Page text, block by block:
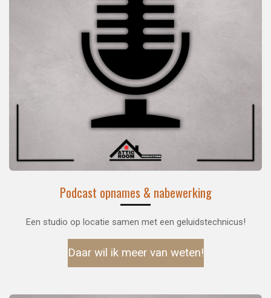
Podcast opnames & nabewerking
Een studio op locatie samen met een geluidstechnicus!
Daar wil ik meer van weten!